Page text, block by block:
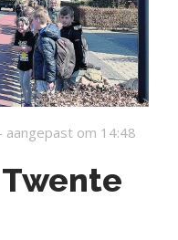
aangepast om 14:48